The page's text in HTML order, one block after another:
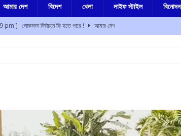
আমার দেশ বিদেশ খেলা লাইফ স্টাইল বিনোদন
pm ] লোকসভা নির্বাচনে কি হতে পারে !
আমার দেশ
am ]
am ]
জম্মু-কাশ্মীরে কড়া নিরাপত্তা, স্থগিত অমরনাথ যাত্রা
এক নজরে
pm ]
চুরির অপবাদে একই পরিবারের ৩ সদস্যকে মারধোর, উত্তেজনা ডোমজুর এলাকায়..